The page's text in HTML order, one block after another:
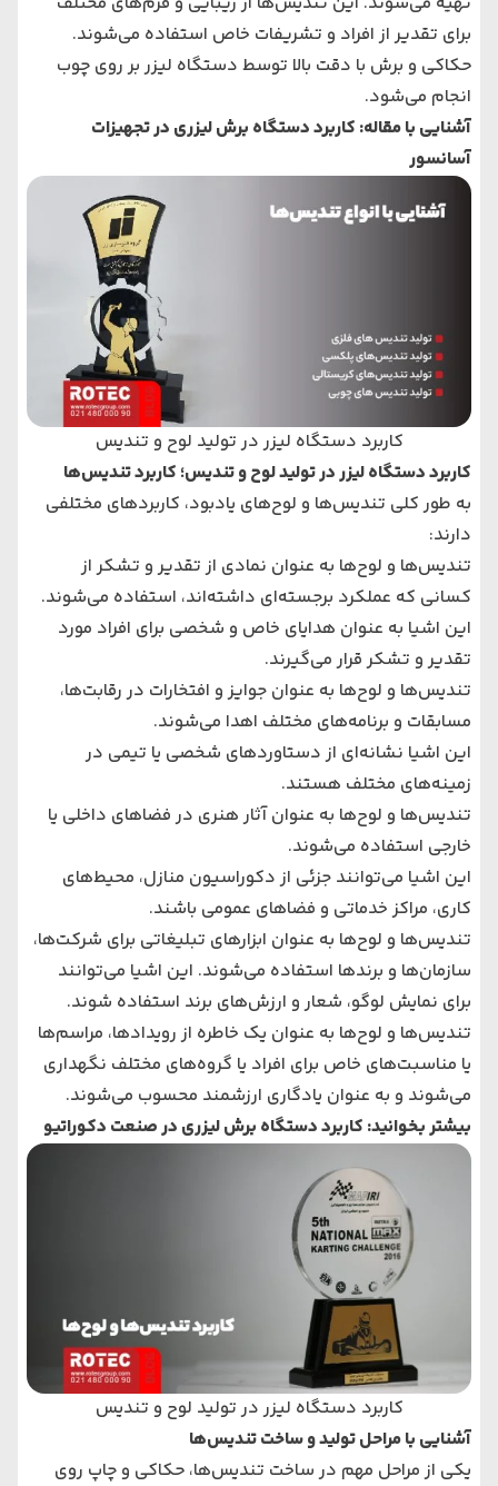
برای تقدیر از افراد و تشریفات خاص استفاده می‌شوند.
حکاکی و برش با دقت بالا توسط دستگاه لیزر بر روی چوب
انجام می‌شود.
آشنایی با مقاله: کاربرد دستگاه برش لیزری در تجهیزات
آسانسور
کاربرد دستگاه لیزر در تولید لوح و تندیس
کاربرد دستگاه لیزر در تولید لوح و تندیس؛ کاربرد تندیس‌ها
به طور کلی تندیس‌ها و لوح‌های یادبود، کاربردهای مختلفی
دارند:
تندیس‌ها و لوح‌ها به عنوان نمادی از تقدیر و تشکر از
کسانی که عملکرد برجسته‌ای داشته‌اند، استفاده می‌شوند.
این اشیا به عنوان هدایای خاص و شخصی برای افراد مورد
تقدیر و تشکر قرار می‌گیرند.
تندیس‌ها و لوح‌ها به عنوان جوایز و افتخارات در رقابت‌ها،
مسابقات و برنامه‌های مختلف اهدا می‌شوند.
این اشیا نشانه‌ای از دستاوردهای شخصی یا تیمی در
زمینه‌های مختلف هستند.
تندیس‌ها و لوح‌ها به عنوان آثار هنری در فضاهای داخلی یا
خارجی استفاده می‌شوند.
این اشیا می‌توانند جزئی از دکوراسیون منازل، محیط‌های
کاری، مراکز خدماتی و فضاهای عمومی باشند.
تندیس‌ها و لوح‌ها به عنوان ابزارهای تبلیغاتی برای شرکت‌ها،
سازمان‌ها و برندها استفاده می‌شوند. این اشیا می‌توانند
برای نمایش لوگو، شعار و ارزش‌های برند استفاده شوند.
تندیس‌ها و لوح‌ها به عنوان یک خاطره از رویدادها، مراسم‌ها
یا مناسبت‌های خاص برای افراد یا گروه‌های مختلف نگهداری
می‌شوند و به عنوان یادگاری ارزشمند محسوب می‌شوند.
بیشتر بخوانید: کاربرد دستگاه برش لیزری در صنعت دکوراتیو
کاربرد دستگاه لیزر در تولید لوح و تندیس
آشنایی با مراحل تولید و ساخت تندیس‌‌ها
یکی از مراحل مهم در ساخت تندیس‌ها، حکاکی و چاپ روی